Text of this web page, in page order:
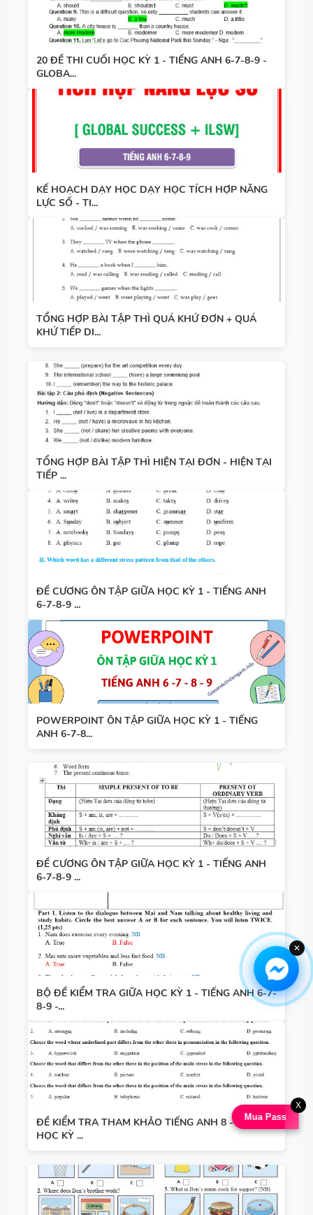
20 ĐỀ THI CUỐI HỌC KỲ 1 - TIẾNG ANH 6-7-8-9 -
GLOBA...
KẾ HOẠCH DẠY HỌC DẠY HỌC TÍCH HỢP NĂNG
LỰC SỐ - TI...
TỔNG HỢP BÀI TẬP THÌ QUÁ KHỨ ĐƠN + QUÁ
KHỨ TIẾP DI...
TỔNG HỢP BÀI TẬP THÌ HIỆN TẠI ĐƠN - HIỆN TẠI
TIẾP ...
ĐỀ CƯƠNG ÔN TẬP GIỮA HỌC KỲ 1 - TIẾNG ANH
6-7-8-9 ...
POWERPOINT ÔN TẬP GIỮA HỌC KỲ 1 - TIẾNG
ANH 6-7-8...
ĐỀ CƯƠNG ÔN TẬP GIỮA HỌC KỲ 1 - TIẾNG ANH
6-7-8-9 ...
BỘ ĐỀ KIỂM TRA GIỮA HỌC KỲ 1 - TIẾNG ANH 6-7-
8-9 -...
ĐỀ KIỂM TRA THAM KHẢO TIẾNG ANH 8 - 9 GIỮA
HỌC KỲ ...
Mua Pass
X
✕